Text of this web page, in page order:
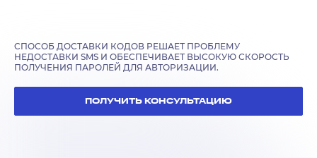
CПОСОБ ДОСТАВКИ КОДОВ РЕШАЕТ ПРОБЛЕМУ
НЕДОСТАВКИ SMS И ОБЕСПЕЧИВАЕТ ВЫСОКУЮ СКОРОСТЬ
ПОЛУЧЕНИЯ ПАРОЛЕЙ ДЛЯ АВТОРИЗАЦИИ.
ПОЛУЧИТЬ КОНСУЛЬТАЦИЮ